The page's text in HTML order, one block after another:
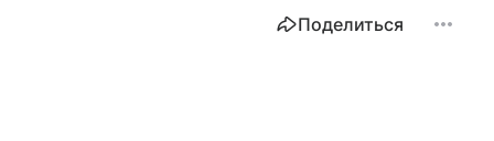
Поделиться